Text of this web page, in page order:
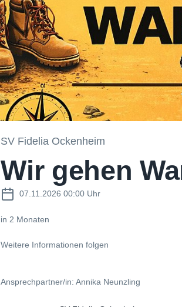
SV Fidelia Ockenheim
Wir gehen
07.11.2026 00:00 Uhr
in 2 Monaten
Weitere Informationen folgen
Ansprechpartner/in: Annika Neunzling